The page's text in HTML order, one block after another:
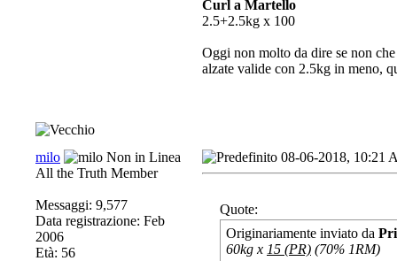
Curl a Martello
2.5+2.5kg x 100
Oggi non molto da dire se non
alzate valide con 2.5kg in meno,
milo
All the Truth Member
Messaggi: 9,577
Data registrazione: Feb
2006
Età: 56
08-06-2018, 10:21
Quote:
Originariamente inviato da
60kg x 15 (PR) (70% 1RM)